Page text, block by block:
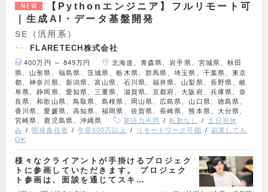
NEW
【Pythonエンジニア】フルリモート可
｜生成AI・データ基盤開発
SE（汎用系）
FLARETECH株式会社
400万円 ～ 849万円
北海道、青森県、岩手県、宮城県、秋田
県、山形県、福島県、茨城県、栃木県、群馬県、埼玉県、千葉県、東京
都、神奈川県、新潟県、富山県、石川県、福井県、山梨県、長野県、岐
阜県、静岡県、愛知県、三重県、滋賀県、京都府、大阪府、兵庫県、奈
良県、和歌山県、鳥取県、島根県、岡山県、広島県、山口県、徳島県、
香川県、愛媛県、高知県、福岡県、佐賀県、長崎県、熊本県、大分県、
宮崎県、鹿児島県、沖縄県
英語力不問 転勤なし
土日祝休
み
開発責任者 年収600万以上 リモートワーク可能
副業しても
OK
様々なクライアントが手掛けるプロジェク
トに参画していただきます。 プロジェク
ト参画は、面談を通じてスキ…